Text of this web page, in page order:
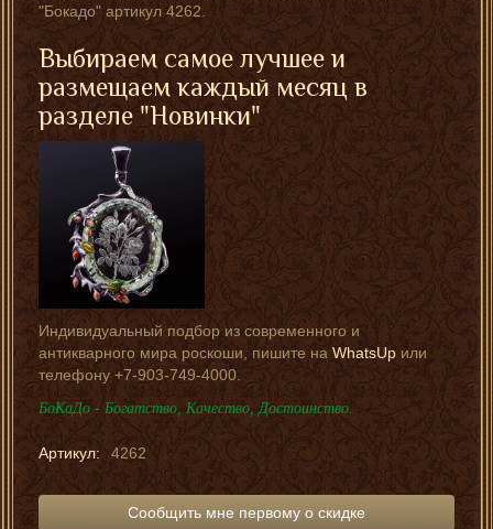
"Бокадо" артикул 4262.
Выбираем самое лучшее и
размещаем каждый месяц в
разделе "Новинки"
Индивидуальный подбор из современного и
антикварного мира роскоши, пишите наWhatsUpили
телефону +7-903-749-4000.
БоКаДо - Богатство, Качество, Достоинство.
Артикул: 4262
Сообщить мне первому о скидке